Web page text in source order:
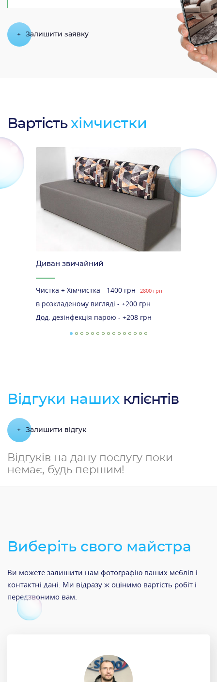
+ Залишити заявку
Вартість хімчистки
Диван звичайний
Чистка + Хімчистка - 1400 грн 2800 грн
в розкладеному вигляді - +200 грн
Дод. дезінфекція парою - +208 грн
Відгуки наших клієнтів
+ Залишити відгук
Відгуків на дану послугу поки
немає, будь першим!
Виберіть свого майстра
Ви можете залишити нам фотографію ваших меблів і
контактні дані. Ми відразу ж оцінимо вартість робіт і
передзвонимо вам.